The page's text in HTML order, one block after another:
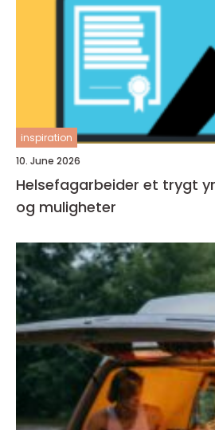
inspiration
10. June 2026
Helsefagarbeider et trygt yrke med mening
og muligheter